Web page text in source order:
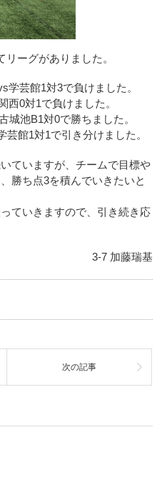
ーグがありました。
芸館1対3で負けました。
西0対1で負けました。
城池B1対0で勝ちました。
館1対1で引き分けました。
ていますが、チームで目標や
勝ち点3を積んでいきたいと
ていきますので、引き続き応
3-7 加藤瑞基
次の記事